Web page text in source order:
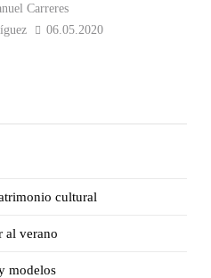
cultural
al verano
modelos
Carreres
06.05.2020